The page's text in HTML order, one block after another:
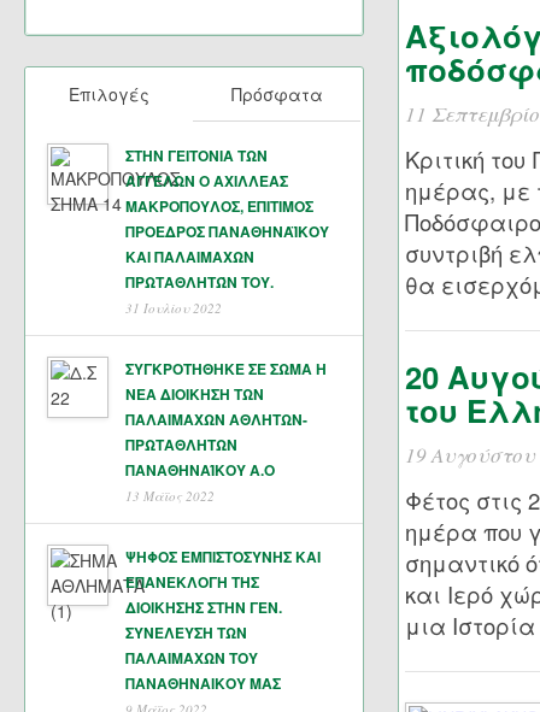
Επιλογές Πρόσφατα
ΣΤΗΝ ΓΕΙΤΟΝΙΑ ΤΩΝ
ΑΓΓΕΛΩΝ Ο ΑΧΙΛΛΕΑΣ
ΜΑΚΡΟΠΟΥΛΟΣ, ΕΠΙΤΙΜΟΣ
ΠΡΟΕΔΡΟΣ ΠΑΝΑΘΗΝΑΪΚΟΥ
ΚΑΙ ΠΑΛΑΙΜΑΧΩΝ
ΠΡΩΤΑΘΛΗΤΏΝ ΤΟΥ.
31 Ιουλίου 2022
ΣΥΓΚΡΟΤΗΘΗΚΕ ΣΕ ΣΩΜΑ Η
ΝΕΑ ΔΙΟΙΚΗΣΗ ΤΩΝ
ΠΑΛΑΙΜΑΧΩΝ ΑΘΛΗΤΩΝ-
ΠΡΩΤΑΘΛΗΤΩΝ
ΠΑΝΑΘΗΝΑΊΚΟΥ Α.Ο
13 Μάϊος 2022
ΨΗΦΟΣ ΕΜΠΙΣΤΟΣΥΝΗΣ ΚΑΙ
ΕΠΑΝΕΚΛΟΓΗ ΤΗΣ
ΔΙΟΙΚΗΣΗΣ ΣΤΗΝ ΓΕΝ.
ΣΥΝΕΛΕΥΣΗ ΤΩΝ
ΠΑΛΑΙΜΑΧΩΝ ΤΟΥ
ΠΑΝΑΘΗΝΑΙΚΟΥ ΜΑΣ
11
Κριτική
ημέρας, με
συντριβή
θα
20
του
19 Αυγούστου
Φέτος στις
ημέρα που
σημαντικό
και Ιερό
μια